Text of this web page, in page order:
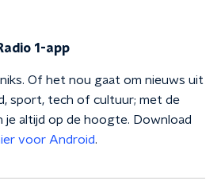
1-app
Of het nou gaat om nieuws uit
sport, tech of cultuur; met de
je altijd op de hoogte. Download
voor Android.